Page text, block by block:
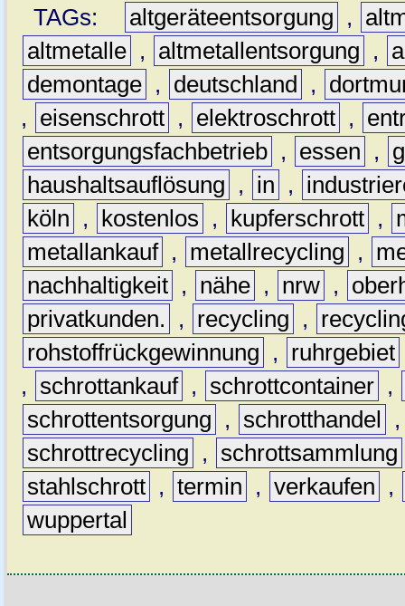
TAGs: altgeräteentsorgung ,
altmetalle , altmetallentsorgung ,
demontage , deutschland ,
,
eisenschrott , elektroschrott ,
entsorgungsfachbetrieb , essen ,
haushaltsauflösung
, in ,
köln
, kostenlos , kupferschrott ,
metallankauf , metallrecycling ,
nachhaltigkeit , nähe , nrw ,
privatkunden.
, recycling ,
rohstoffrückgewinnung
, ruhrgebiet
,
schrottankauf , schrottcontainer ,
schrottentsorgung
, schrotthandel
schrottrecycling
, schrottsammlung
stahlschrott , termin , verkaufen
,
wuppertal